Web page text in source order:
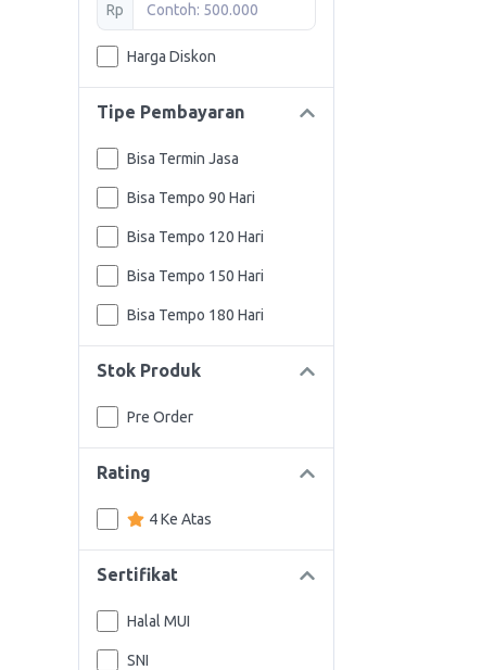
Rp
Harga Diskon
Tipe Pembayaran
Bisa Termin Jasa
Bisa Tempo 90 Hari
Bisa Tempo 120 Hari
Bisa Tempo 150 Hari
Bisa Tempo 180 Hari
Stok Produk
Pre Order
Rating
4 Ke Atas
Sertifikat
Halal MUI
SNI